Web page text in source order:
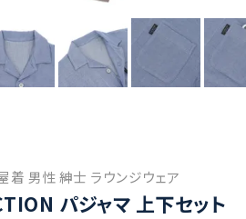
着 男性 紳士 ラウンジウェア
パジャマ 上下セット